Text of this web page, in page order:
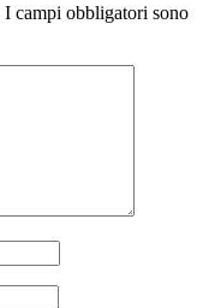
I campi obbligatori sono